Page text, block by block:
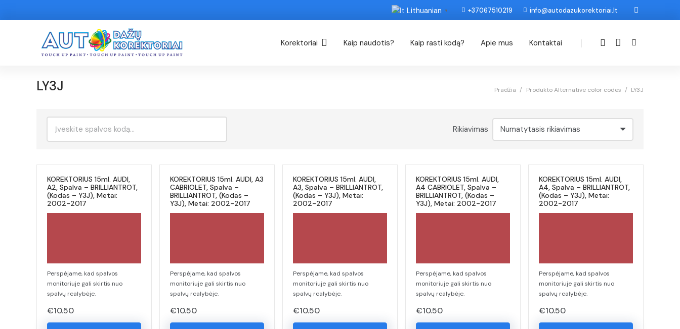
Lithuanian ▼ +37067510219 info@autodazukorektoriai.lt
Korektoriai Kaip naudotis? Kaip rasti kodą? Apie mus Kontaktai |
LY3J Pradžia / Produkto Alternative color codes / LY3J
Rikiavimas
KOREKTORIUS 15ml. AUDI,
A2, Spalva – BRILLIANTROT,
(Kodas – Y3J), Metai:
2002-2017
Perspėjame, kad spalvos
monitoriuje gali skirtis nuo
spalvų realybėje.
€10.50
KOREKTORIUS 15ml. AUDI, A3
CABRIOLET, Spalva –
BRILLIANTROT, (Kodas –
Y3J), Metai: 2002-2017
Perspėjame, kad spalvos
monitoriuje gali skirtis nuo
spalvų realybėje.
€10.50
KOREKTORIUS 15ml. AUDI,
A3, Spalva – BRILLIANTROT,
(Kodas – Y3J), Metai:
2002-2017
Perspėjame, kad spalvos
monitoriuje gali skirtis nuo
spalvų realybėje.
€10.50
KOREKTORIUS 15ml. AUDI,
A4 CABRIOLET, Spalva –
BRILLIANTROT, (Kodas –
Y3J), Metai: 2002-2017
Perspėjame, kad spalvos
monitoriuje gali skirtis nuo
spalvų realybėje.
€10.50
KOREKTORIUS 15ml. AUDI,
A4, Spalva – BRILLIANTROT,
(Kodas – Y3J), Metai:
2002-2017
Perspėjame, kad spalvos
monitoriuje gali skirtis nuo
spalvų realybėje.
€10.50